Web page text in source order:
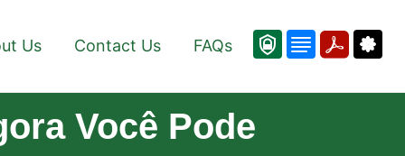
Us Contact Us FAQs
Você Pode